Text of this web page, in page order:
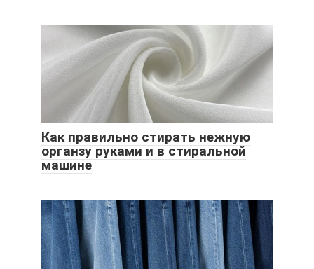
Как правильно стирать нежную
органзу руками и в стиральной
машине